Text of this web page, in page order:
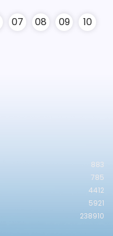
07 08 09 10
883
785
4412
5921
238910